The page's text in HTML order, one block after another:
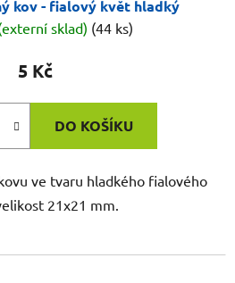
kov - fialový květ hladký
sklad) (44 ks)
5 Kč
DO KOŠÍKU
ve tvaru hladkého fialového
21x21 mm.